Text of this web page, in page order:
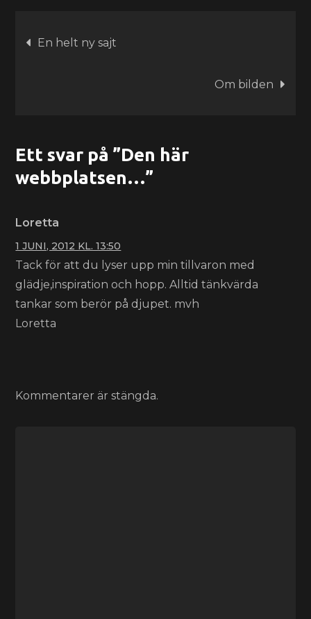
Inläggsnavigering
En helt ny sajt
Om bilden
Ett svar på ”Den här
webbplatsen…”
Loretta
1 JUNI, 2012 KL. 13:50
Tack för att du lyser upp min tillvaron med
glädje,inspiration och hopp. Alltid tänkvärda
tankar som berör på djupet. mvh
Loretta
Kommentarer är stängda.